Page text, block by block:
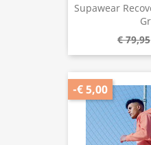
Supawear
€ 79,95
-€ 5,00